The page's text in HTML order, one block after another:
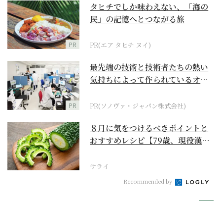
PR
タヒチでしか味わえない、「海の
民」の記憶へとつながる旅
PR(エア タヒチ ヌイ)
PR
最先端の技術と技術者たちの熱い
気持ちによって作られているオー
PR(ソノヴァ・ジャパン株式会社)
８月に気をつけるべきポイントと
おすすめレシピ【79歳、現役漢方
サライ
Recommended by